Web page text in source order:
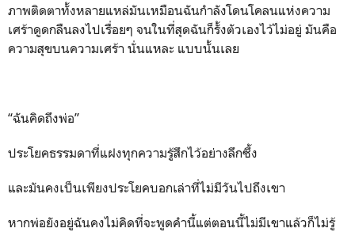
ภาพติดตาทั้งหลายแหล่มันเหมือนฉันกำลังโดนโคลนแห่งความ
เศร้าดูดกลืนลงไปเรื่อยๆ จนในที่สุดฉันก็รั้งตัวเองไว้ไม่อยู่ มันคือ
ความสุขบนความเศร้า นั่นแหละ แบบนั้นเลย
“ฉันคิดถึงพ่อ”
ประโยคธรรมดาที่แฝงทุกความรู้สึกไว้อย่างลึกซึ้ง
และมันคงเป็นเพียงประโยคบอกเล่าที่ไม่มีวันไปถึงเขา
หากพ่อยังอยู่ฉันคงไม่คิดที่จะพูดคำนี้แต่ตอนนี้ไม่มีเขาแล้วก็ไม่รู้